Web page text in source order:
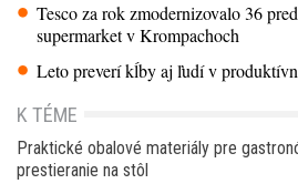
Tesco za rok zmodernizovalo 36
supermarket v Krompachoch
Leto preverí kĺby aj ľudí v
K TÉME
Praktické obalové materiály pre
prestieranie na stôl